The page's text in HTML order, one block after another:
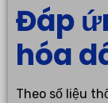
Đáp
hóa
Theo số liệu